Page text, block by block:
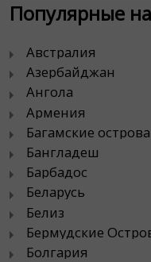
Популярные
Австралия
Азербайджан
Ангола
Армения
Багамские острова
Бангладеш
Барбадос
Беларусь
Белиз
Бермудские
Болгария